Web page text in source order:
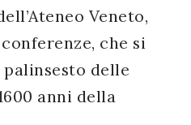
Veneto,
che si
delle
anni della